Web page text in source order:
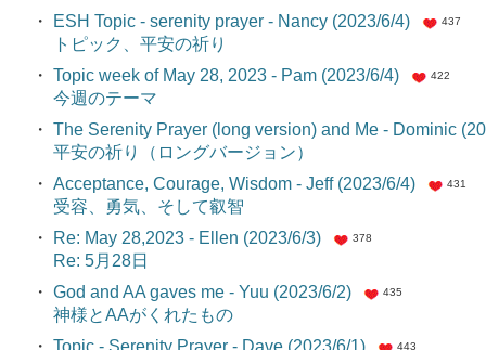
・
ESH Topic - serenity prayer - Nancy (2023/6/4)
トピック、平安の祈り
437
・ Topic week of May 28, 2023 - Pam (2023/6/4)
今週のテーマ
422
・ The Serenity Prayer (long version) and Me - Dominic
平安の祈り（ロングバージョン）
・ Acceptance, Courage, Wisdom - Jeff (2023/6/4)
受容、勇気、そして叡智
431
・
Re: May 28,2023 - Ellen (2023/6/3)
Re: 5月28日
378
・ God and AA gaves me - Yuu (2023/6/2)
神様とAAがくれたもの
435
・ Topic - Serenity Prayer - Dave (2023/6/1)
443